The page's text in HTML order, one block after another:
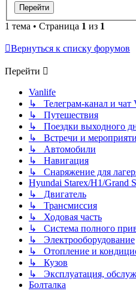
1 тема • Страница 1 из 1
Вернуться к списку форумов
Перейти
Vanlife
↳ Телеграм-канал и чат
↳ Путешествия
↳ Поездки выходного
↳ Встречи и
↳ Автомобили
↳ Навигация
↳ Снаряжение для
Hyundai Starex/H1/Grand
↳ Двигатель
↳ Трансмиссия
↳ Ходовая часть
↳ Система полного
↳ Электрооборудование
↳ Отопление и
↳ Кузов
↳ Эксплуатация,
Болталка